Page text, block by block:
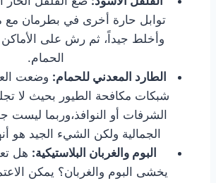
توابل حارة أخرى في بطرمان مع
وأخلط جيداً، ثم رش على الأماكن
الحمام.
الطارد المعدني للحمام: وضعت
شبكات مكافحة الطيور بحيث لا
الشرفات أو النوافذ،وربما ليست
الجمالية ولكن الشيء الجيد هو
البوم والغربان البلاستيكية: هل
يخشى البوم والغربان؟ يمكن